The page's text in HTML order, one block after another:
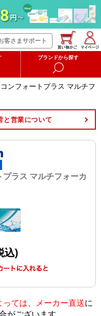
客さまサポート
ブランドから探す
ンフォートプラス マルチフ
と営業について
ラス マルチフォーカ
込)
ては、メーカー直送に
がございます。